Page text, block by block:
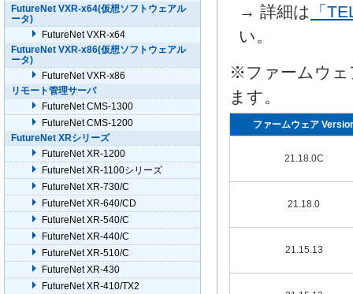
→ 詳細は
「
い。
※ファームウェ
ます。
ファームウェア
21.18.0C
21.18.0
21.15.13
FutureNet VXR-x64(仮想ソフトウェアル
ータ)
FutureNet VXR-x64
FutureNet VXR-x86(仮想ソフトウェアル
ータ)
FutureNet VXR-x86
リモート管理サーバ
FutureNet CMS-1300
FutureNet CMS-1200
FutureNet XRシリーズ
FutureNet XR-1200
FutureNet XR-1100シリーズ
FutureNet XR-730/C
FutureNet XR-640/CD
FutureNet XR-540/C
FutureNet XR-440/C
FutureNet XR-510/C
FutureNet XR-430
FutureNet XR-410/TX2